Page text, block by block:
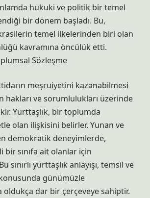
hukuki ve politik bir temel
bir dönem başladı. Bu,
temel ilkelerinden biri olan
kavramına öncülük etti.
Sözleşme
meşruiyetini kazanabilmesi
hakları ve sorumlulukları üzerinde
Yurttaşlık, bir toplumda
olan ilişkisini belirler. Yunan ve
demokratik deneyimlerde,
bir sınıfa ait olanlar için
sınırlı yurttaşlık anlayışı, temsil ve
konusunda günümüzle
oldukça dar bir çerçeveye sahiptir.